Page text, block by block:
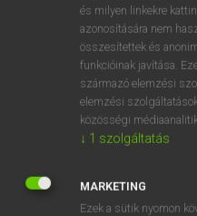
⚲ Afrikanderkeresése
DÍJMENTES ANGOL SZÓTÁR
Afrika
és milyen linkekre
azonosítására nem
összesítettek és
funkcióinak javítása.
származó elemzési
elemzési
közösségi
↓ 1 szolgáltatás
MARKETING
Ezek a sütik nyomon